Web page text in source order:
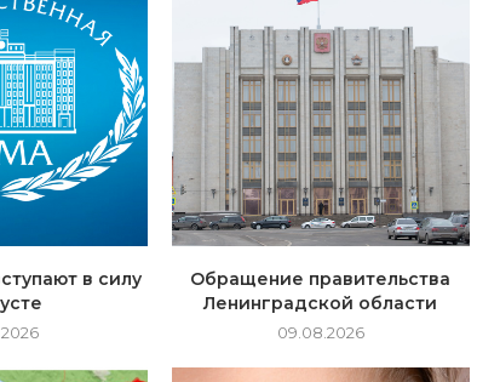
в силу
Обращение правительства
Ленинградской области
09.08.2026